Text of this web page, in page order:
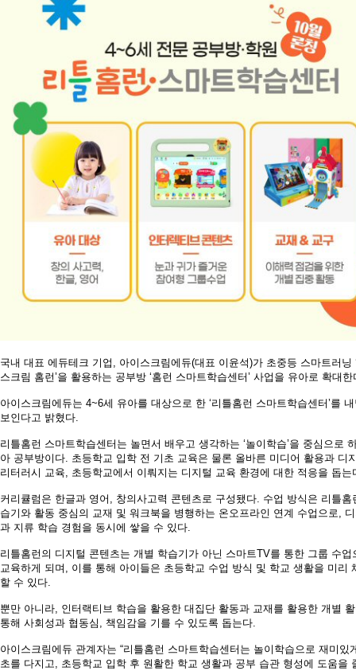
국내 대표 에듀테크 기업 , 아이스크림에듀(대표 이윤석)가 초중등 스마트러닝
스크림 홈런’을 활용하는 공부방 ‘홈런 스마트학습센터’ 사업을 유아로 확대한
아이스크림에듀는 4~6세 유아를 대상으로 한 ‘리틀홈런 스마트학습센터’를
보인다고 밝혔다.
리틀홈런 스마트학습센터는 놀면서 배우고 생각하는 ‘놀이학습’을 중심으로
아 공부방이다. 초등학교 입학 전 기초 교육은 물론 올바른 미디어 활용과 디
리터러시 교육, 초등학교에서 이뤄지는 디지털 교육 환경에 대한 적응을 돕는
커리큘럼은 한글과 영어 , 창의사고력 콘텐츠로 구성됐다. 수업 방식은 리틀홈
습기와 활동 중심의 교재 및 워크북을 병행하는 온오프라인 연계 수업으로,
과 지류 학습 경험을 동시에 쌓을 수 있다.
리틀홈런의 디지털 콘텐츠는 개별 학습기가 아닌 스마트TV를 통한 그룹 수업
교육하게 되며 , 이를 통해 아이들은 초등학교 수업 방식 및 학교 생활을 미리
할 수 있다.
뿐만 아니라, 인터랙티브 학습을 활용한 대집단 활동과 교재를 활용한 개별
통해 사회성과 협동심 , 책임감을 기를 수 있도록 돕는다.
아이스크림에듀 관계자는 “리틀홈런 스마트학습센터는 놀이학습으로 재미있
초를 다지고, 초등학교 입학 후 원활한 학교 생활과 공부 습관 형성에 도움을